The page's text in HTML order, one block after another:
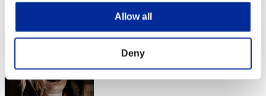
Allow all
Deny
RANK